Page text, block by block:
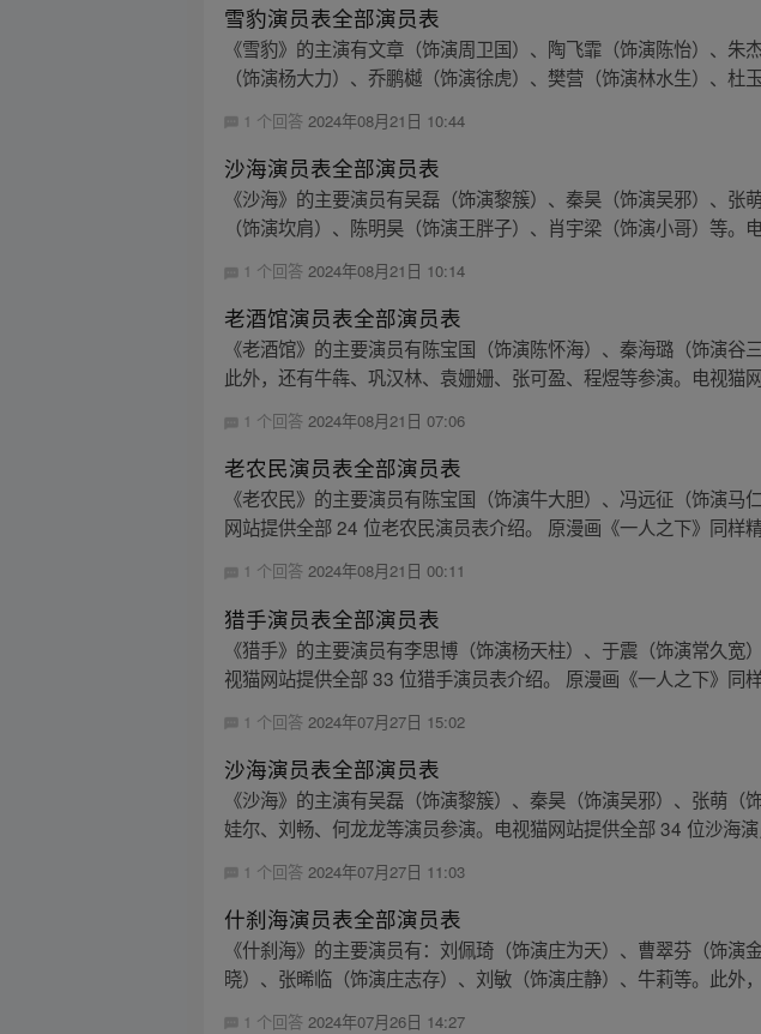
雪豹演员表全部演员表
《雪豹》的主演有文章（饰演周卫国）、陶飞霏（饰演陈怡）、
（饰演杨大力）、乔鹏樾（饰演徐虎）、樊营（饰演林水生）、杜
1 个回答 2024年08月21日 10:44
沙海演员表全部演员表
《沙海》的主要演员有吴磊（饰演黎簇）、秦昊（饰演吴邪）、
（饰演坎肩）、陈明昊（饰演王胖子）、肖宇梁（饰演小哥）等。
1 个回答2024年08月21日 10:14
老酒馆演员表全部演员表
《老酒馆》的主要演员有陈宝国（饰演陈怀海）、秦海璐（饰演
此外，还有牛犇、巩汉林、袁姗姗、张可盈、程煜等参演。电视猫
1 个回答2024年08月21日 07:06
老农民演员表全部演员表
《老农民》的主要演员有陈宝国（饰演牛大胆）、冯远征（饰演
网站提供全部 24 位老农民演员表介绍。 原漫画《一人之下》同样
1 个回答2024年08月21日 00:11
猎手演员表全部演员表
《猎手》的主要演员有李思博（饰演杨天柱）、于震（饰演常久
视猫网站提供全部 33 位猎手演员表介绍。 原漫画《一人之下》同
1 个回答 2024年07月27日 15:02
沙海演员表全部演员表
《沙海》的主演有吴磊（饰演黎簇）、秦昊（饰演吴邪）、张萌
娃尔、刘畅、何龙龙等演员参演。电视猫网站提供全部 34 位沙海
1 个回答 2024年07月27日 11:03
什刹海演员表全部演员表
《什刹海》的主要演员有：刘佩琦（饰演庄为天）、曹翠芬（饰
晓）、张晞临（饰演庄志存）、刘敏（饰演庄静）、牛莉等。此外
1 个回答2024年07月26日 14:27